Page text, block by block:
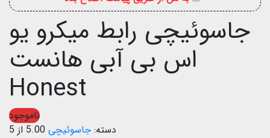
جاسوئیچی رابط میکرو یو
اس بی آبی هانست
Honest
ناموجود
دسته: جاسوئیچی 5.00 از 5